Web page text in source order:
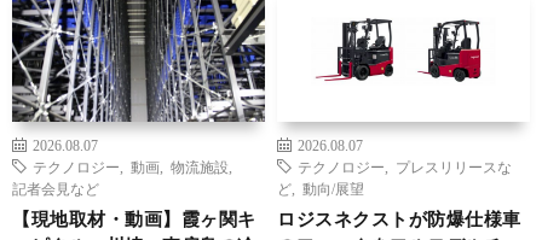
2026.08.07
テクノロジー
動画 物流施設
記者会見など
【現地取材・動画】霞ヶ関キ
2026.08.07
テクノロジー
プレスリリースな
ど
動向/展望
ロジスネクストが防爆仕様車